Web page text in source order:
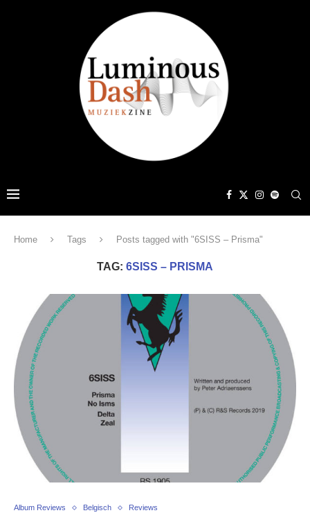
Home Tags Posts tagged with "6SISS – Prisma"
TAG: 6SISS – PRISMA
Album Reviews Belgisch Reviews